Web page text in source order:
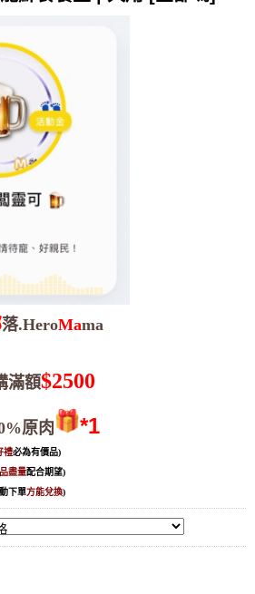
落.HeroMama
滿額$2500
原肉 *1
禮必為有價品)
盡量配合期望)
下單方能兌換)